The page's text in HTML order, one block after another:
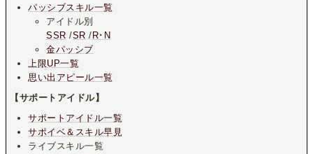
パッシブスキル一覧
アイドル別
SSR /SR / R･N
金パッシブ
上限UP一覧
思い出アピール一覧
【サポートアイドル】
サポートアイドル一覧
サポイベ＆スキル早見
ライブスキル一覧